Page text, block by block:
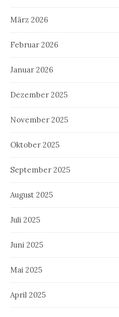
März 2026
Februar 2026
Januar 2026
Dezember 2025
November 2025
Oktober 2025
September 2025
August 2025
Juli 2025
Juni 2025
Mai 2025
April 2025